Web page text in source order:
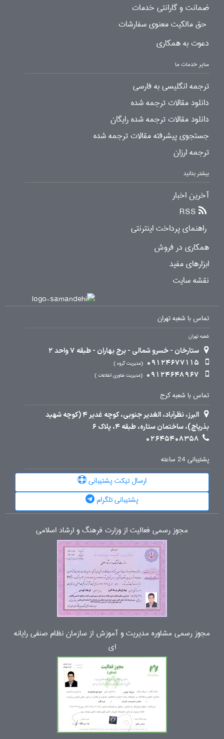
ضمانت و گارانتی خدمات
حق مالکیت معنوی سفارشات
دعوت به همکاری
سایر خدمات ما
ترجمه انگلیسی به فارسی
دانلود مقالات ترجمه شده
دانلود مقالات ترجمه شده رایگان
جستجوی پیشرفته مقالات ترجمه شده
ترجمه ارزان
بیشتر بدانید
آخرین اخبار
RSS
راهنمای پرداخت اینترنتی
همکاری در فروش
ابزارهای مفید
نقشه سایت
تماس با شعبه تهران
شعبه تهران
ستارخان - خسرو شمالی - برج بهاران - طبقه 7 واحد 2
09124677115
مدیریت گروه
09124648967 مدیریت فناوری اطلاعات
تماس با شعبه کرج
البرز، نظرآباد، الغدیر جنوبی، کوچه غدیر 4 (کوچه شهید
بذرپاچ)، ساختمان ستاره، طبقه 4، پلاک 6
02645408358
پشتیبانی 24 ساعته
ارسال تیکت پشتیبانی
پشتیبانی تلگرام
مجوز رسمی فعالیت از وزارت فرهنگ و ارشاد اسلامی
مجوز رسمی مشاوره مدیریت و آموزش از سازمان نظام صنفی رایانه
ای